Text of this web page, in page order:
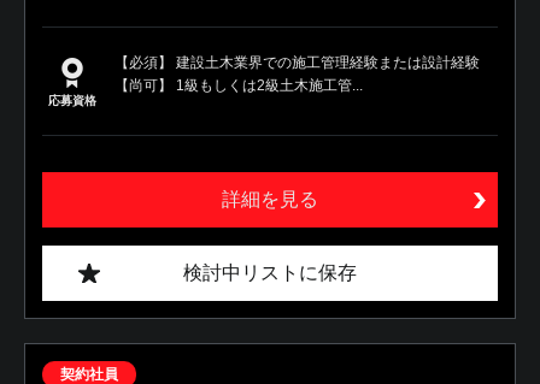
応募資格
【必須】 建設土木業界での施工管理経験または設計経験
【尚可】 1級もしくは2級土木施工管...
詳細を見る
検討中リストに保存
契約社員